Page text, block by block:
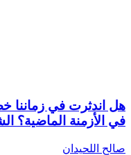
هل اندثرت في زماننا
في الأزمنة الماضية؟
صالح اللحيدان